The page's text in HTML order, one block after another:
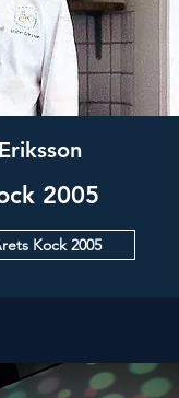
2005
Kock 2005